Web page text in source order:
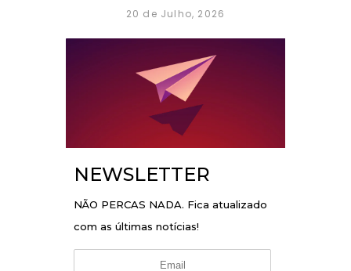
20 de Julho, 2026
NEWSLETTER
NÃO PERCAS NADA. Fica atualizado
com as últimas notícias!